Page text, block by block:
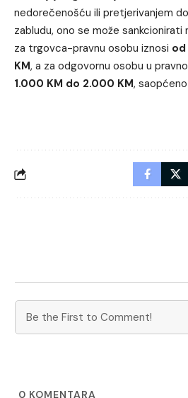
nedorečenošću ili pretjerivanjem
zabludu, ono se može sankcionirati
za trgovca-pravnu osobu iznosi
KM, a za odgovornu osobu u
1.000 KM do 2.000 KM, saopćeno
0 KOMENTARA